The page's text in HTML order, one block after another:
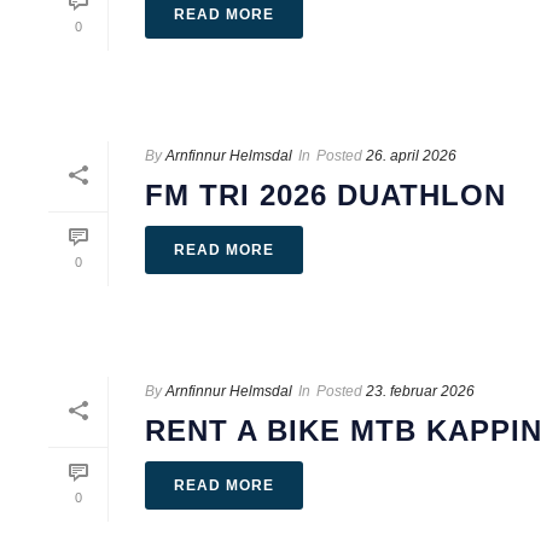
0
READ MORE
0
By Arnfinnur Helmsdal In Posted 26. april 2026
FM TRI 2026 DUATHLON
READ MORE
0
By Arnfinnur Helmsdal In Posted 23. februar 2026
RENT A BIKE MTB
READ MORE